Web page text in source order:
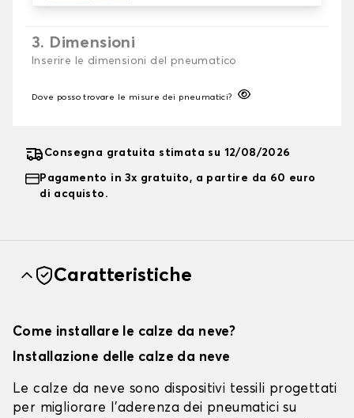
3. Dimensioni
Inserire le dimensioni del pneumatico
Dove posso trovare le misure dei pneumatici?
Consegna gratuita stimata su 12/08/2026
Pagamento in 3x gratuito, a partire da 60 euro
di acquisto.
Caratteristiche
Come installare le calze da neve?
Installazione delle calze da neve
Le calze da neve sono dispositivi tessili progettati
per migliorare l'aderenza dei pneumatici su